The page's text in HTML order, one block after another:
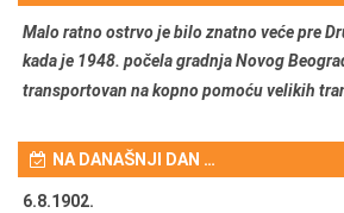
Malo ratno ostrvo je bilo znatno veće pre
kada je 1948. počela gradnja Novog
transportovan na kopno pomoću velikih
NA DANAŠNJI DAN …
6.8.1902.